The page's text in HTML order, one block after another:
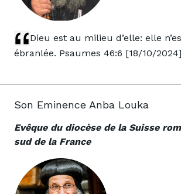
Dieu est au milieu d’elle: elle
ébranlée. Psaumes 46:6 [18/10/2024]
Son Eminence Anba Louka
Evêque du diocèse de la Suisse
sud de la France